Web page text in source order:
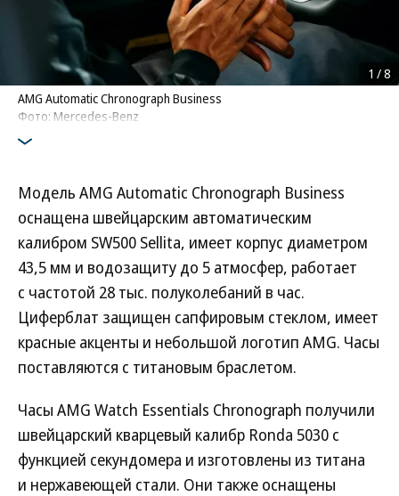
AMG Automatic Chronograph Business
Фото: Mercedes-Benz
1 /8
Модель AMG Automatic Chronograph Business
оснащена швейцарским автоматическим
калибром SW500 Sellita, имеет корпус диаметром
43,5 мм и водозащиту до 5 атмосфер, работает
с частотой 28 тыс. полуколебаний в час.
Циферблат защищен сапфировым стеклом, имеет
красные акценты и небольшой логотип AMG. Часы
поставляются с титановым браслетом.
Часы AMG Watch Essentials Chronograph получили
швейцарский кварцевый калибр Ronda 5030 с
функцией секундомера и изготовлены из титана
и нержавеющей стали. Они также оснащены